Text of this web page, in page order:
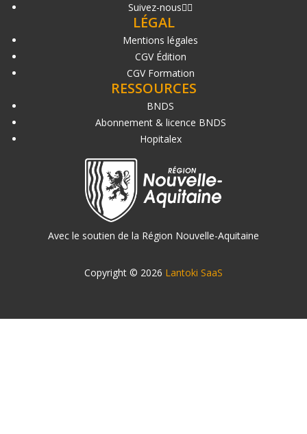
Suivez-nous
LÉGAL
Mentions légales
CGV Édition
CGV Formation
RESSOURCES
BNDS
Abonnement & licence BNDS
Hopitalex
Avec le soutien de la Région Nouvelle-Aquitaine
Copyright © 2026 Lantoki SaaS